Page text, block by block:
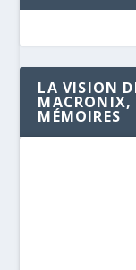
LA VISION
MACRONIX,
MÉMOIRES